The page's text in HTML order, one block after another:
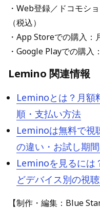
・Web登録／ドコモシ
（税込）
・App Storeでの購入：
・Google Playでの購入
Lemino 関連情報
Leminoとは？月額
順・支払い方法
Leminoは無料で視
の違い・お試し期
Leminoを見るには
どデバイス別の視
【制作・編集：Blue